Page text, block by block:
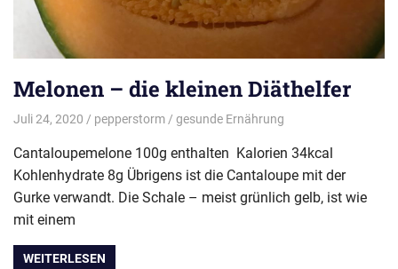
Melonen – die kleinen Diäthelfer
Juli 24, 2020 pepperstorm gesunde Ernährung
Cantaloupemelone 100g enthalten Kalorien 34kcal
Kohlenhydrate 8g Übrigens ist die Cantaloupe mit der
Gurke verwandt. Die Schale – meist grünlich gelb, ist wie
mit einem
WEITERLESEN